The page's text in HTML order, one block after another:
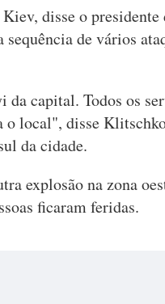
disse o presidente
de vários
capital. Todos os
o local", disse
da cidade.
explosão na zona
ficaram feridas.